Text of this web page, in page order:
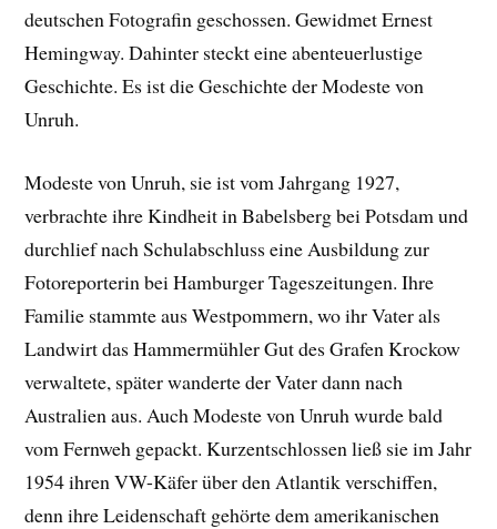
deutschen Fotografin geschossen. Gewidmet Ernest
Hemingway. Dahinter steckt eine abenteuerlustige
Geschichte. Es ist die Geschichte der Modeste von
Unruh.
Modeste von Unruh, sie ist vom Jahrgang 1927,
verbrachte ihre Kindheit in Babelsberg bei Potsdam und
durchlief nach Schulabschluss eine Ausbildung zur
Fotoreporterin bei Hamburger Tageszeitungen. Ihre
Familie stammte aus Westpommern, wo ihr Vater als
Landwirt das Hammermühler Gut des Grafen Krockow
verwaltete, später wanderte der Vater dann nach
Australien aus. Auch Modeste von Unruh wurde bald
vom Fernweh gepackt. Kurzentschlossen ließ sie im Jahr
1954 ihren VW-Käfer über den Atlantik verschiffen,
denn ihre Leidenschaft gehörte dem amerikanischen